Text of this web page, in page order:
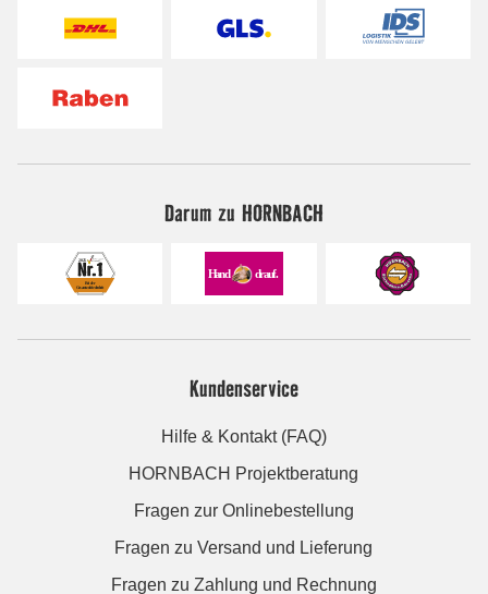
Darum zu HORNBACH
Kundenservice
Hilfe & Kontakt (FAQ)
HORNBACH Projektberatung
Fragen zur Onlinebestellung
Fragen zu Versand und Lieferung
Fragen zu Zahlung und Rechnung